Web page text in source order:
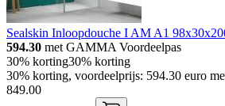
Sealskin Inloopdouche I AM A1
594.30 met GAMMA Voordeelpas
30% korting30% korting
30% korting, voordeelprijs: 594.30 euro
849.00